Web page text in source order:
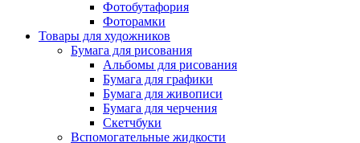
Фотобутафория
Фоторамки
Товары для художников
Бумага для рисования
Альбомы для рисования
Бумага для графики
Бумага для живописи
Бумага для черчения
Скетчбуки
Вспомогательные жидкости